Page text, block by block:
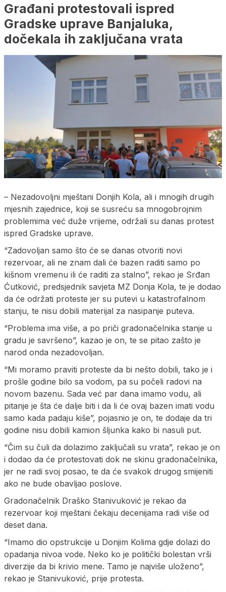
Građani protestovali ispred
Gradske uprave Banjaluka,
dočekala ih zaključana vrata
– Nezadovoljni mještani Donjih Kola, ali i mnogih drugih
mjesnih zajednice, koji se susreću sa mnogobrojnim
problemima već duže vrijeme, održali su danas protest
ispred Gradske uprave.
“Zadovoljan samo što će se danas otvoriti novi
rezervoar, ali ne znam dali će bazen raditi samo po
kišnom vremenu ili će raditi za stalno”, rekao je Srđan
Ćutković, predsjednik savjeta MZ Donja Kola, te je dodao
da će održati proteste jer su putevi u katastrofalnom
stanju, te nisu dobili materijal za nasipanje puteva.
“Problema ima više, a po priči gradonačelnika stanje u
gradu je savršeno”, kazao je on, te se pitao zašto je
narod onda nezadovoljan.
“Mi moramo praviti proteste da bi nešto dobili, tako je i
prošle godine bilo sa vodom, pa su počeli radovi na
novom bazenu. Sada već par dana imamo vodu, ali
pitanje je šta će dalje biti i da li će ovaj bazen imati vodu
samo kada padaju kiše”, pojasnio je on, te dodaje da tri
godine nisu dobili kamion šljunka kako bi nasuli put.
“Čim su čuli da dolazimo zaključali su vrata”, rekao je on
i dodao da će protestovati dok ne skinu gradonačelnika,
jer ne radi svoj posao, te da će svakok drugog smijeniti
ako ne bude obavljao poslove.
Gradonačelnik Draško Stanivuković je rekao da
rezervoar koji mještani čekaju decenijama radi više od
deset dana.
“Imamo dio opstrukcije u Donjim Kolima gdje dolazi do
opadanja nivoa vode. Neko ko je politički bolestan vrši
diverzije da bi krivio mene. Tamo je najviše uloženo”,
rekao je Stanivuković, prije protesta.